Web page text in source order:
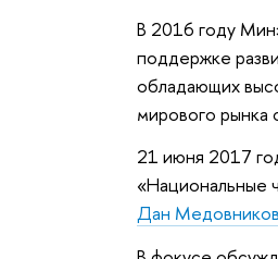
В 2016 году
поддержке
обладающих
мирового рынка
21 июня 2017
Дан Медовников